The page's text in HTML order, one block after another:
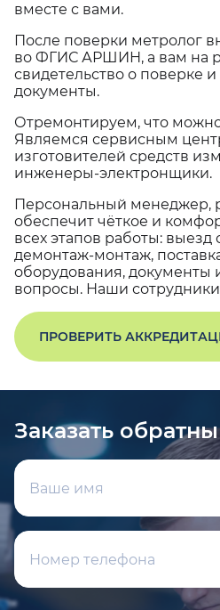
вместе с вами.
После поверки метролог
во ФГИС АРШИН, а вам на
свидетельство о поверке
документы.
Отремонтируем, что
Являемся сервисным
изготовителей средств
инженеры-электронщики.
Персональный менеджер,
обеспечит чёткое и
всех этапов работы: выезд
демонтаж-монтаж,
оборудования, документы
вопросы. Наши сотрудники
ПРОВЕРИТЬ
Заказать